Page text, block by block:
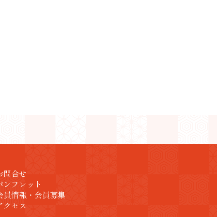
問合せ
ンフレット
員情報・会員募集
クセス